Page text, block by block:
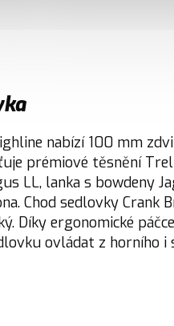
nabízí 100 mm
prémiové těsnění
LL, lanka s bowdeny
Chod sedlovky Crank
Díky ergonomické
ovládat z horního i